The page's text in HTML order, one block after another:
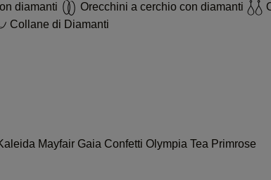
diamanti Orecchini a cerchio con diamanti
Collane di Diamanti
Mayfair Gaia Confetti Olympia Tea Primrose